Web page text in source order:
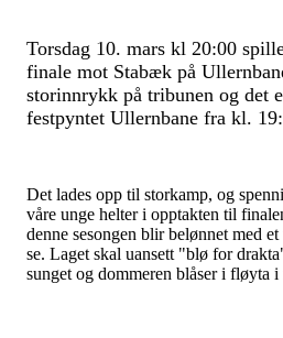
Torsdag 10. mars kl 20:00
finale mot Stabæk på
storinnrykk på tribunen og det
festpyntet Ullernbane fra kl.
Det lades opp til storkamp, og
våre unge helter i opptakten til
denne sesongen blir belønnet med
se. Laget skal uansett "blø for
sunget og dommeren blåser i fløyta